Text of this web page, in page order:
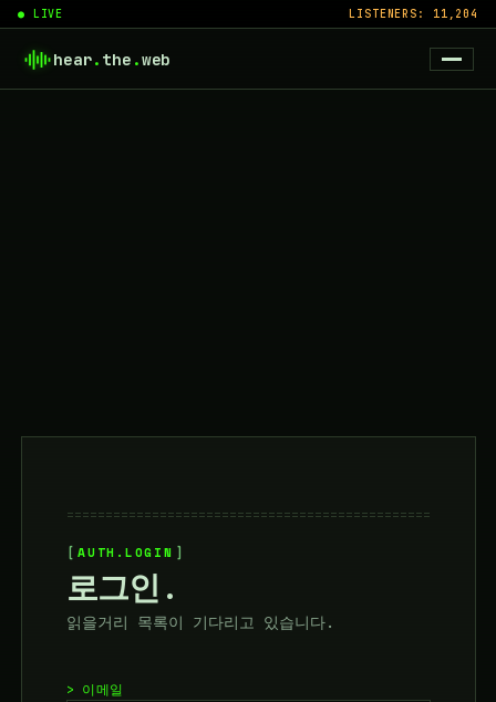
● LIVE LISTENERS: 11,204
hear. the .web
===============================================
AUTH.LOGIN
로그인.
읽을거리 목록이 기다리고 있습니다.
> 이메일